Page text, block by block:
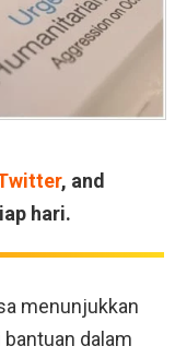
, and
hari.
menunjukkan
dalam